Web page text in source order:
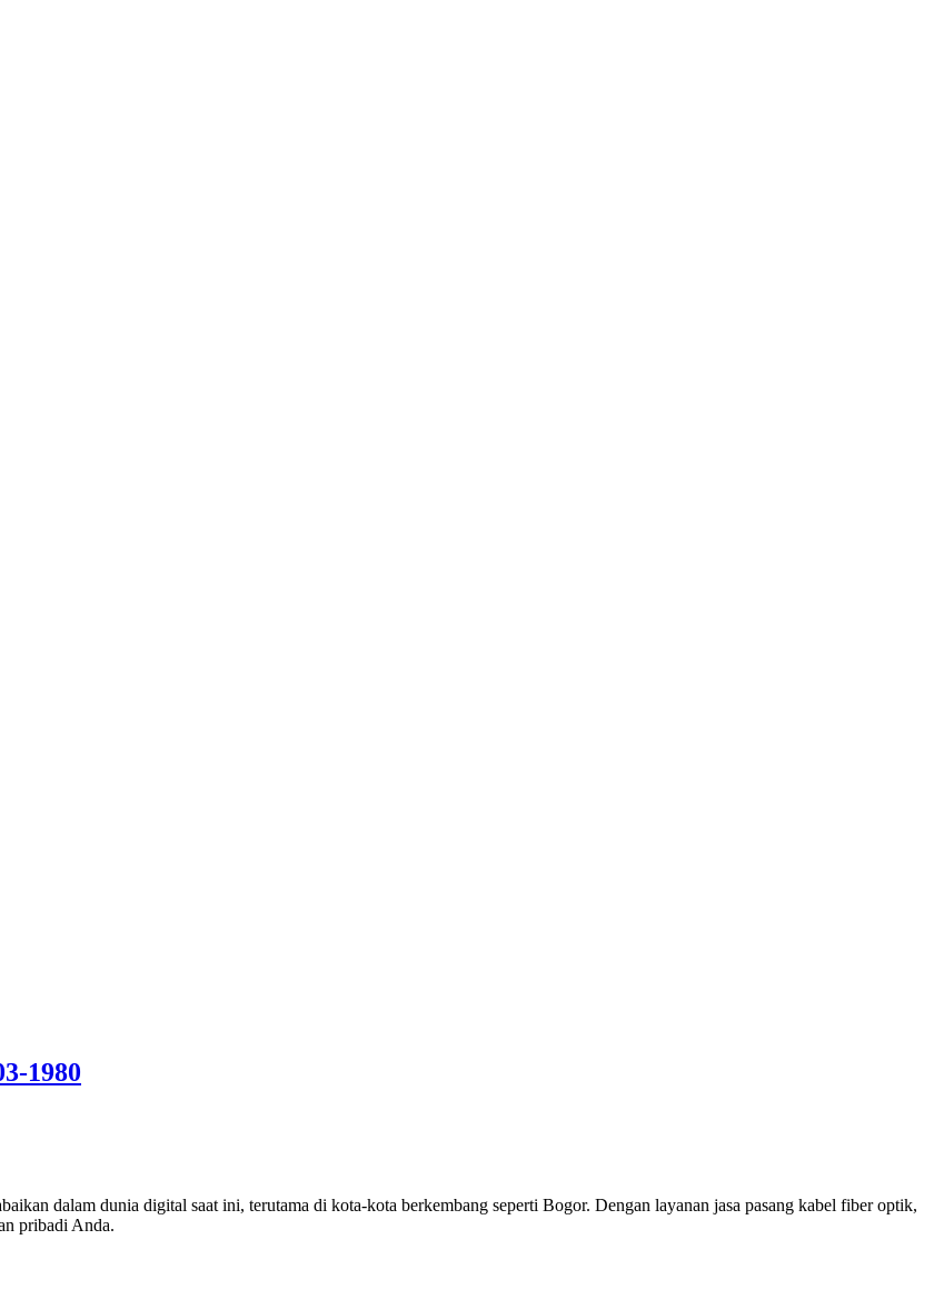
1980
dalam dunia digital saat ini, terutama di kota-kota berkembang seperti Bogor. Dengan layanan jasa pasang kabel fiber optik,
pribadi Anda.